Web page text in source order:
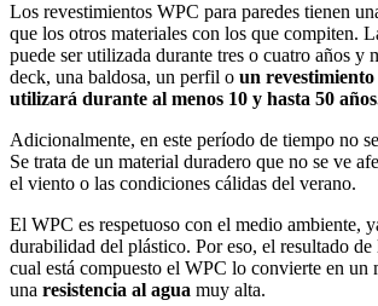
Los revestimientos WPC para paredes tienen
que los otros materiales con los que compiten.
puede ser utilizada durante tres o cuatro años y
deck, una baldosa, un perfil o un revestimiento
utilizará durante al menos 10 y hasta 50
Adicionalmente, en este período de tiempo no
Se trata de un material duradero que no se ve
el viento o las condiciones cálidas del verano.
El WPC es respetuoso con el medio ambiente,
durabilidad del plástico. Por eso, el resultado de
cual está compuesto el WPC lo convierte en un
una resistencia al agua muy alta.